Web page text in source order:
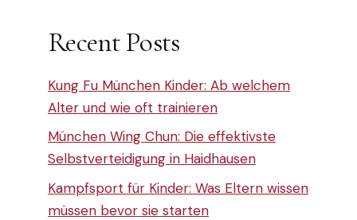
Recent Posts
Kung Fu München Kinder: Ab welchem
Alter und wie oft trainieren
München Wing Chun: Die effektivste
Selbstverteidigung in Haidhausen
Kampfsport für Kinder: Was Eltern wissen
müssen bevor sie starten